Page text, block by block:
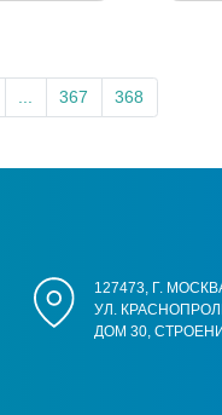
367 368
127473, Г.
УЛ.
ДОМ 30,